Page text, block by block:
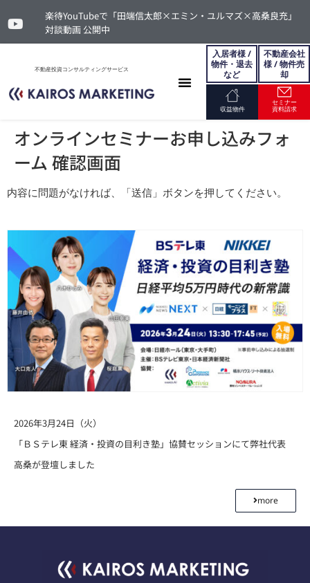
楽待YouTubeで「田端信太郎×エミン・ユルマズ×高桑良充」
対談動画 公開中
不動産投資コンサルティングサービス
入居者様 /
物件・退去
など
不動産会社
様 / 物件売
却
収益物件
セミナー
資料請求
オンラインセミナーお申し込みフォ
ーム 確認画面
内容に問題がなければ、「送信」ボタンを押してください。
2026年3月24日（火）
「ＢＳテレ東 経済・投資の目利き塾」協賛セッションにて弊社代表
高桑が登壇しました
more